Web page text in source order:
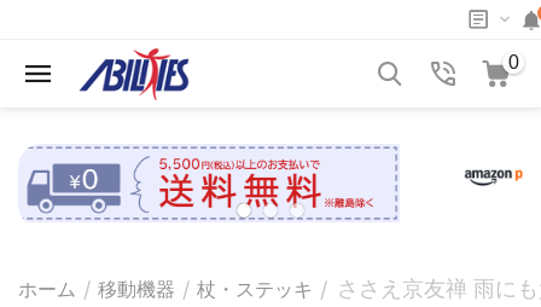
0
ホーム / 移動機器 / 杖・ステッキ / ささえ京友禅 雨に